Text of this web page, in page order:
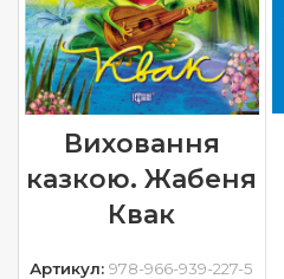
Виховання
казкою. Жабеня
Квак
Артикул:978-966-939-227-5